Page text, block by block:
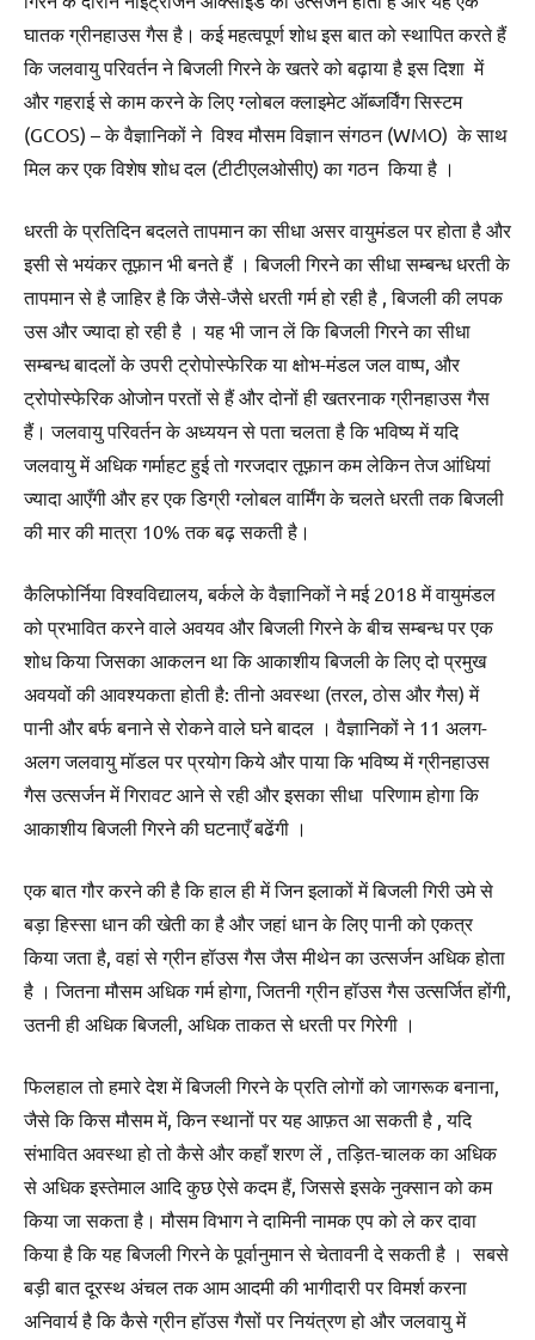
घातक ग्रीनहाउस गैस है। कई महत्वपूर्ण शोध इस बात को स्थापित करते हैं
कि जलवायु परिवर्तन ने बिजली गिरने के खतरे को बढ़ाया है इस दिशा में
और गहराई से काम करने के लिए ग्लोबल क्लाइमेट ऑब्जर्विंग सिस्टम
(GCOS) – के वैज्ञानिकों ने विश्व मौसम विज्ञान संगठन (WMO) के साथ
मिल कर एक विशेष शोध दल (टीटीएलओसीए) का गठन किया है ।
धरती के प्रतिदिन बदलते तापमान का सीधा असर वायुमंडल पर होता है और
इसी से भयंकर तूफ़ान भी बनते हैं । बिजली गिरने का सीधा सम्बन्ध धरती के
तापमान से है जाहिर है कि जैसे-जैसे धरती गर्म हो रही है , बिजली की लपक
उस और ज्यादा हो रही है । यह भी जान लें कि बिजली गिरने का सीधा
सम्बन्ध बादलों के उपरी ट्रोपोस्फेरिक या क्षोभ-मंडल जल वाष्प, और
ट्रोपोस्फेरिक ओजोन परतों से हैं और दोनों ही खतरनाक ग्रीनहाउस गैस
हैं। जलवायु परिवर्तन के अध्ययन से पता चलता है कि भविष्य में यदि
जलवायु में अधिक गर्माहट हुई तो गरजदार तूफ़ान कम लेकिन तेज आंधियां
ज्यादा आएँगी और हर एक डिग्री ग्लोबल वार्मिंग के चलते धरती तक बिजली
की मार की मात्रा 10% तक बढ़ सकती है।
कैलिफोर्निया विश्वविद्यालय, बर्कले के वैज्ञानिकों ने मई 2018 में वायुमंडल
को प्रभावित करने वाले अवयव और बिजली गिरने के बीच सम्बन्ध पर एक
शोध किया जिसका आकलन था कि आकाशीय बिजली के लिए दो प्रमुख
अवयवों की आवश्यकता होती है: तीनो अवस्था (तरल, ठोस और गैस) में
पानी और बर्फ बनाने से रोकने वाले घने बादल । वैज्ञानिकों ने 11 अलग-
अलग जलवायु मॉडल पर प्रयोग किये और पाया कि भविष्य में ग्रीनहाउस
गैस उत्सर्जन में गिरावट आने से रही और इसका सीधा परिणाम होगा कि
आकाशीय बिजली गिरने की घटनाएँ बढेंगी ।
एक बात गौर करने की है कि हाल ही में जिन इलाकों में बिजली गिरी उमे से
बड़ा हिस्सा धान की खेती का है और जहां धान के लिए पानी को एकत्र
किया जता है, वहां से ग्रीन हॉउस गैस जैस मीथेन का उत्सर्जन अधिक होता
है । जितना मौसम अधिक गर्म होगा, जितनी ग्रीन हॉउस गैस उत्सर्जित होंगी,
उतनी ही अधिक बिजली, अधिक ताकत से धरती पर गिरेगी ।
फिलहाल तो हमारे देश में बिजली गिरने के प्रति लोगों को जागरूक बनाना,
जैसे कि किस मौसम में, किन स्थानों पर यह आफ़त आ सकती है , यदि
संभावित अवस्था हो तो कैसे और कहाँ शरण लें , तड़ित-चालक का अधिक
से अधिक इस्तेमाल आदि कुछ ऐसे कदम हैं, जिससे इसके नुक्सान को कम
किया जा सकता है। मौसम विभाग ने दामिनी नामक एप को ले कर दावा
किया है कि यह बिजली गिरने के पूर्वानुमान से चेतावनी दे सकती है । सबसे
बड़ी बात दूरस्थ अंचल तक आम आदमी की भागीदारी पर विमर्श करना
अनिवार्य है कि कैसे ग्रीन हॉउस गैसों पर नियंत्रण हो और जलवायु में